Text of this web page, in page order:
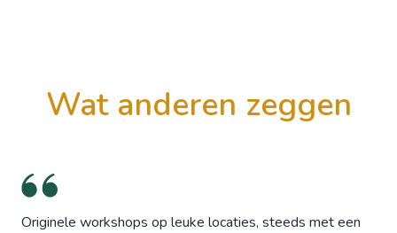
wat anderen zeggen
Originele workshops op leuke locaties, steeds met een